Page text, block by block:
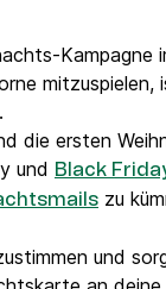
Kampagne
mitzuspielen,
die ersten
und Black
zu
und